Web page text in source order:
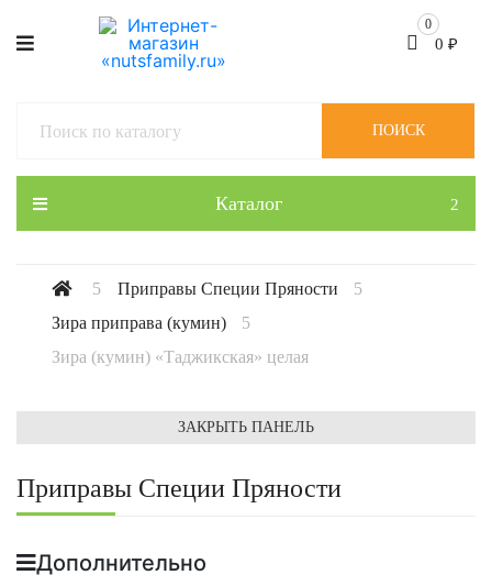
0
0 ₽
Каталог
ПОИСК
Приправы Специи Пряности
Зира приправа (кумин)
Зира (кумин) «Таджикская» целая
ЗАКРЫТЬ ПАНЕЛЬ
Приправы Специи Пряности
Дополнительно